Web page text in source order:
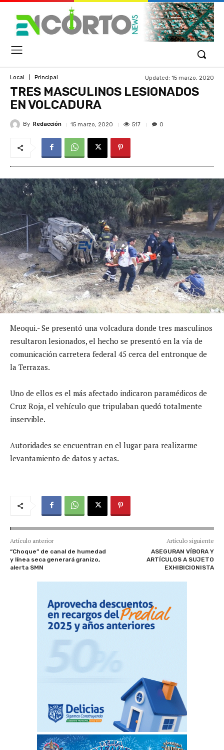
Local Principal Updated: 15 marzo, 2020
TRES MASCULINOS LESIONADOS
EN VOLCADURA
By Redacción 15 marzo, 2020 517 0
Meoqui.- Se presentó una volcadura donde tres masculinos
resultaron lesionados, el hecho se presentó en la vía de
comunicación carretera federal 45 cerca del entronque de
la Terrazas.
Uno de ellos es el más afectado indicaron paramédicos de
Cruz Roja, el vehículo que tripulaban quedó totalmente
inservible.
Autoridades se encuentran en el lugar para realizarme
levantamiento de datos y actas.
Artículo anterior
“Choque” de canal de humedad
y línea seca generará granizo,
alerta SMN
Artículo siguiente
ASEGURAN VÍBORA Y
ARTÍCULOS A SUJETO
EXHIBICIONISTA